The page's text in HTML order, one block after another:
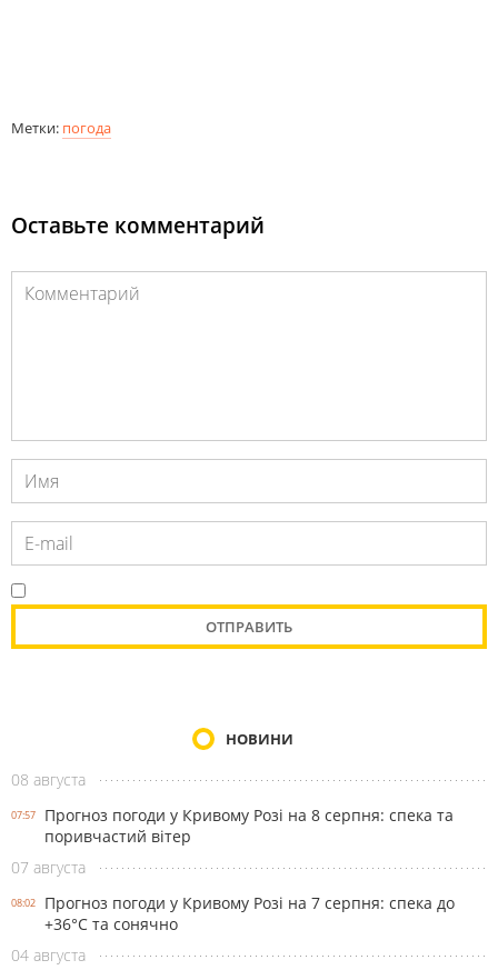
Метки: погода
Оставьте комментарий
НОВИНИ
08 августа
07:57
Прогноз погоди у Кривому Розі на 8 серпня: спека та
поривчастий вітер
07 августа
08:02
Прогноз погоди у Кривому Розі на 7 серпня: спека до
+36°С та сонячно
04 августа